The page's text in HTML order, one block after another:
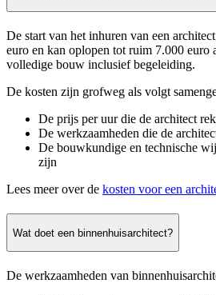
De start van het inhuren van een
euro en kan oplopen tot ruim 7.000 euro
volledige bouw inclusief begeleiding.
De kosten zijn grofweg als volgt
De prijs per uur die de architect
De werkzaamheden die de
De bouwkundige en technische
zijn
Lees meer over de kosten voor een
Wat doet een binnenhuisarchitect?
De werkzaamheden van